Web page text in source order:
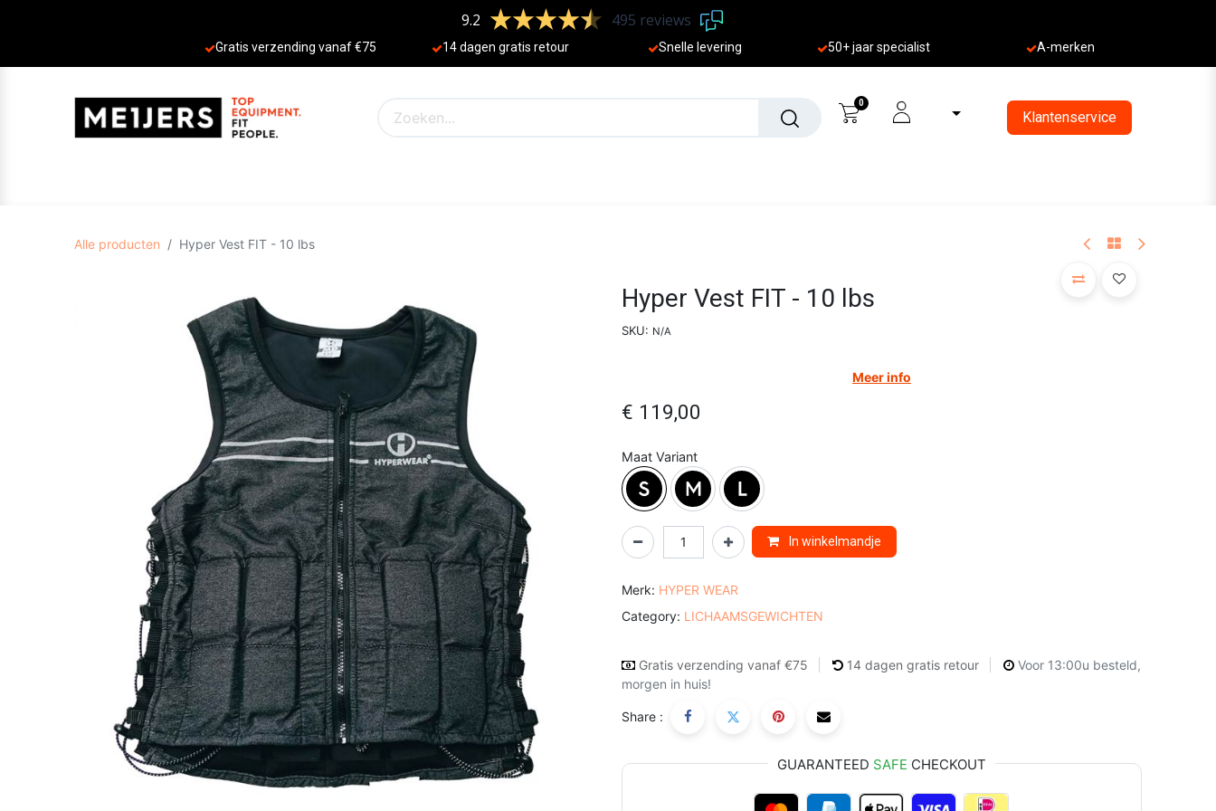
9.2 495 reviews
Gratis verzending vanaf €75 14 dagen gratis retour Sne lle levering 50+ jaar specialist A-merken
0
Klantenservice
Alle producten Hyper Vest FIT - 10 lbs
Hyper Vest FIT - 10 lbs
SKU: N/A
Meer info
€ 119,00
Maat Variant
In winkelmandje
Merk: HYPER WEAR
Category: LICHAAMSGEWICHTEN
Gratis verzending vanaf €75 14 dagen gratis retour
Voor 13:00u besteld,
morgen in huis!
Share :
GUARANTEED SAFE CHECKOUT